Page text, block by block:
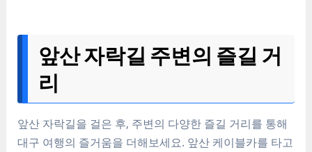
앞산 자락길 주변의 즐길 거
리
앞산 자락길을 걸은 후, 주변의 다양한 즐길 거리를 통해
대구 여행의 즐거움을 더해보세요. 앞산 케이블카를 타고